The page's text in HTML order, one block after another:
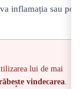
inflamația sau pot
lui de mai
vindecarea